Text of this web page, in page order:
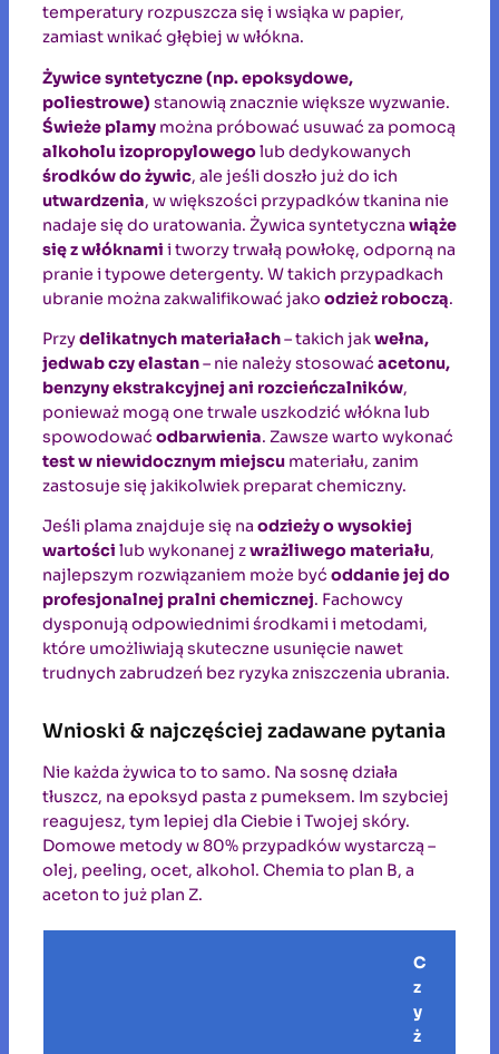
temperatury rozpuszcza się i wsiąka w papier,
zamiast wnikać głębiej w włókna.
Żywice syntetyczne (np. epoksydowe,
poliestrowe) stanowią znacznie większe wyzwanie.
Świeże plamy można próbować usuwać za pomocą
alkoholu izopropylowegolub dedykowanych
środków do żywic, ale jeśli doszło już do ich
utwardzenia, w większości przypadków tkanina nie
nadaje się do uratowania. Żywica syntetyczna wiąże
się z włóknami i tworzy trwałą powłokę, odporną na
pranie i typowe detergenty. W takich przypadkach
ubranie można zakwalifikować jako odzież roboczą.
Przydelikatnych materiałach– takich jakwełna,
jedwab czy elastan– nie należy stosować acetonu,
benzyny ekstrakcyjnej ani rozcieńczalników,
ponieważ mogą one trwale uszkodzić włókna lub
spowodować odbarwienia. Zawsze warto wykonać
test w niewidocznym miejscu materiału, zanim
zastosuje się jakikolwiek preparat chemiczny.
Jeśli plama znajduje się na odzieży o wysokiej
wartości lub wykonanej zwrażliwego materiału,
najlepszym rozwiązaniem może być oddanie jej do
profesjonalnej pralni chemicznej. Fachowcy
dysponują odpowiednimi środkami i metodami,
które umożliwiają skuteczne usunięcie nawet
trudnych zabrudzeń bez ryzyka zniszczenia ubrania.
Wnioski & najczęściej zadawane pytania
Nie każda żywica to to samo. Na sosnę działa
tłuszcz, na epoksyd pasta z pumeksem. Im szybciej
reagujesz, tym lepiej dla Ciebie i Twojej skóry.
Domowe metody w 80% przypadków wystarczą –
olej, peeling, ocet, alkohol. Chemia to plan B, a
aceton to już plan Z.
C
z
y
ż